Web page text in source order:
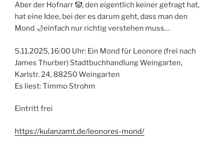
Aber der Hofnarr 🤡, den eigentlich keiner gefragt hat,
hat eine Idee, bei der es darum geht, dass man den
Mond 🌙einfach nur richtig verstehen muss…
5.11.2025, 16:00 Uhr: Ein Mond für Leonore (frei nach
James Thurber) Stadtbuchhandlung Weingarten,
Karlstr. 24, 88250 Weingarten
Es liest: Timmo Strohm
Eintritt frei
https://kulanzamt.de/leonores-mond/